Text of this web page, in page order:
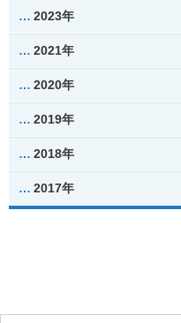
2023年
2021年
2020年
2019年
2018年
2017年